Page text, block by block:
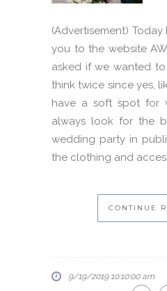
(Advertisement)
you to the website
asked if we wanted
think twice since yes,
have a soft spot for
always look for the
wedding party in
the clothing and
CONTINUE
9/19/2019 10:10:00 am